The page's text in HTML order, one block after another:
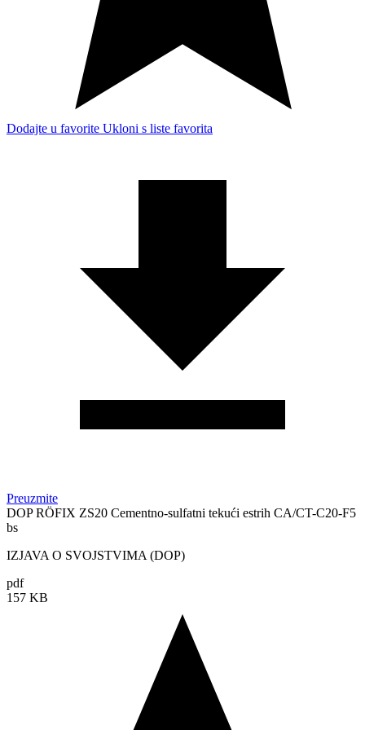
Dodajte u favorite Ukloni s liste favorita
Preuzmite
DOP RÖFIX ZS20 Cementno-sulfatni tekući estrih CA/CT-C20-F5
bs
IZJAVA O SVOJSTVIMA (DOP)
pdf
157 KB